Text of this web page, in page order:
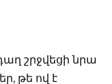
շրջվեցի նրա
թե ով է